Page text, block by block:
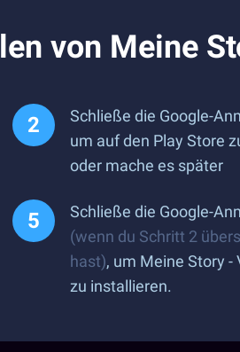
von Meine
Schließe die Google-
um auf den Play Store
oder mache es später
Schließe die Google-
(wenn du Schritt 2
hast), um Meine Story -
zu installieren.